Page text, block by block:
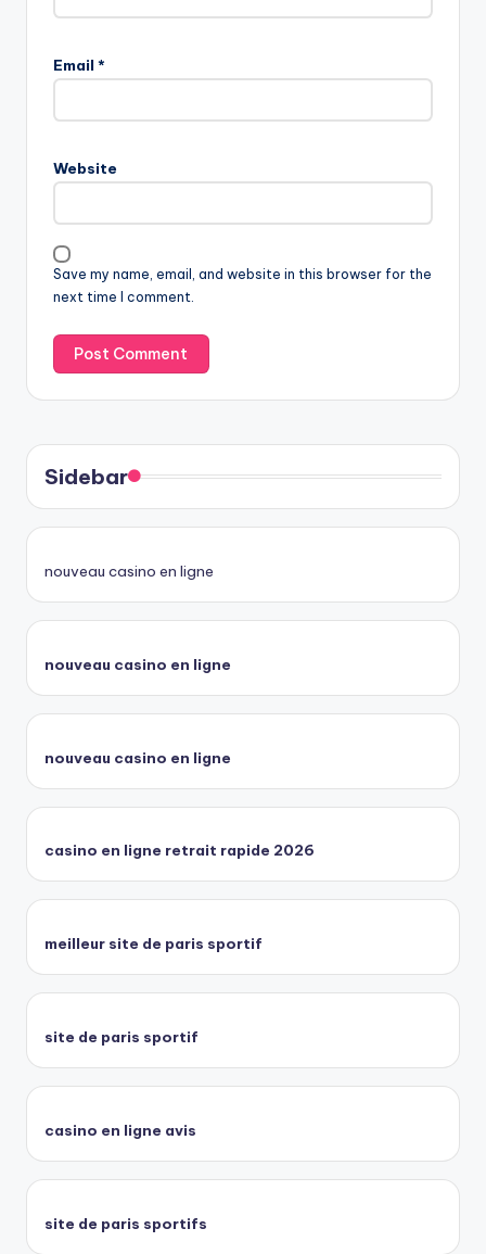
Email *
Website
Save my name, email, and website in this browser for the
next time I comment.
Sidebar
nouveau casino en ligne
nouveau casino en ligne
nouveau casino en ligne
casino en ligne retrait rapide 2026
meilleur site de paris sportif
site de paris sportif
casino en ligne avis
site de paris sportifs